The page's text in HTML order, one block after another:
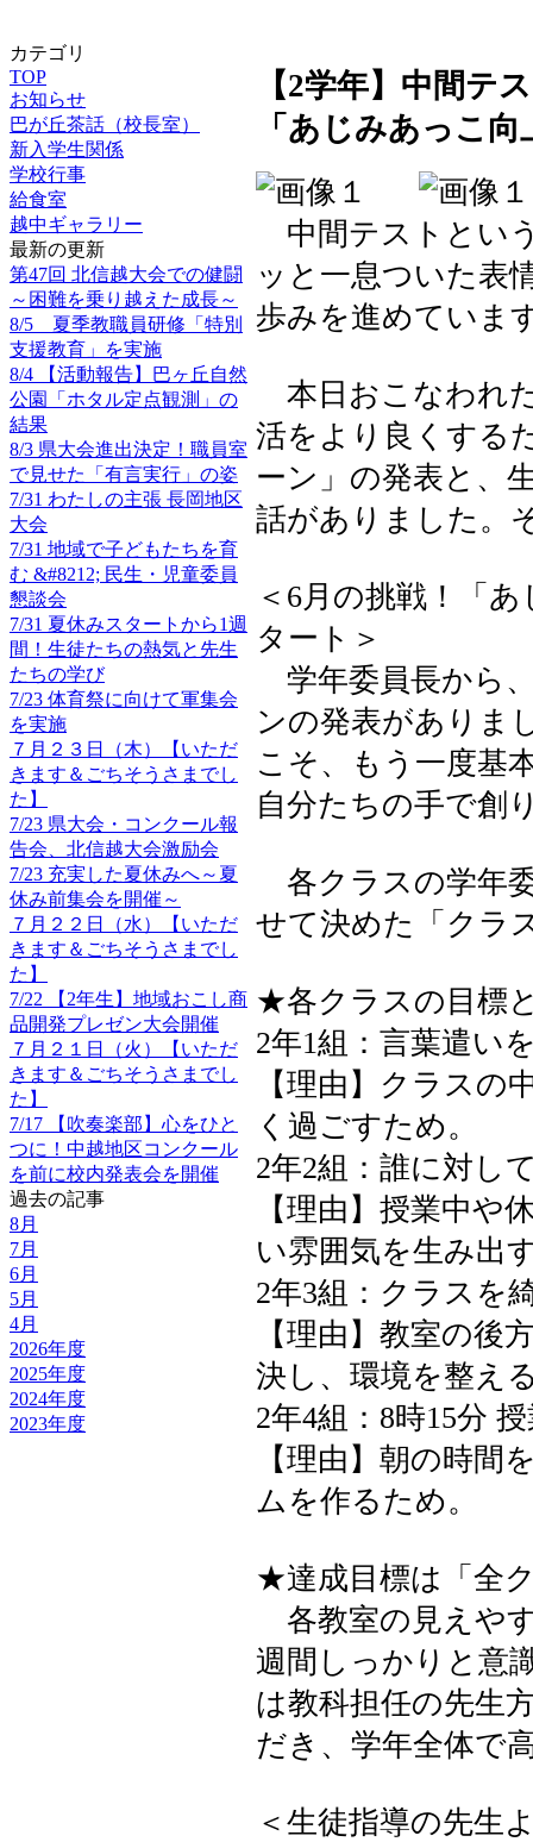
カテゴリ
TOP
お知らせ
巴が丘茶話（校長室）
新入学生関係
学校行事
給食室
越中ギャラリー
最新の更新
第47回 北信越大会での健闘
～困難を乗り越えた成長～
8/5 夏季教職員研修「特別
支援教育」を実施
8/4 【活動報告】巴ヶ丘自然
公園「ホタル定点観測」の
結果
8/3 県大会進出決定！職員室
で見せた「有言実行」の姿
7/31 わたしの主張 長岡地区
大会
7/31 地域で子どもたちを育
む &#8212; 民生・児童委員
懇談会
7/31 夏休みスタートから1週
間！生徒たちの熱気と先生
たちの学び
7/23 体育祭に向けて軍集会
を実施
７月２３日（木）【いただ
きます＆ごちそうさまでし
た】
7/23 県大会・コンクール報
告会、北信越大会激励会
7/23 充実した夏休みへ～夏
休み前集会を開催～
７月２２日（水）【いただ
きます＆ごちそうさまでし
た】
7/22 【2年生】地域おこし商
品開発プレゼン大会開催
７月２１日（火）【いただ
きます＆ごちそうさまでし
た】
7/17 【吹奏楽部】心をひと
つに！中越地区コンクール
を前に校内発表会を開催
過去の記事
8月
7月
6月
5月
4月
2026年度
2025年度
2024年度
2023年度
【2学年】中間テ
「あじみあっこ
中間テストとい
ッと一息ついた表
歩みを進めていま
本日おこなわれ
活をより良くする
ーン」の発表と、
話がありました。
＜6月の挑戦！「
タート＞
学年委員長から
ンの発表がありま
こそ、もう一度基
自分たちの手で創
各クラスの学年
せて決めた「クラ
★各クラスの目標
2年1組：言葉遣い
【理由】クラスの
く過ごすため。
2年2組：誰に対し
【理由】授業中や
い雰囲気を生み出
2年3組：クラスを
【理由】教室の後
決し、環境を整え
2年4組：8時15分
【理由】朝の時間
ムを作るため。
★達成目標は「全
各教室の見えや
週間しっかりと意
は教科担任の先生
だき、学年全体で
＜生徒指導の先生